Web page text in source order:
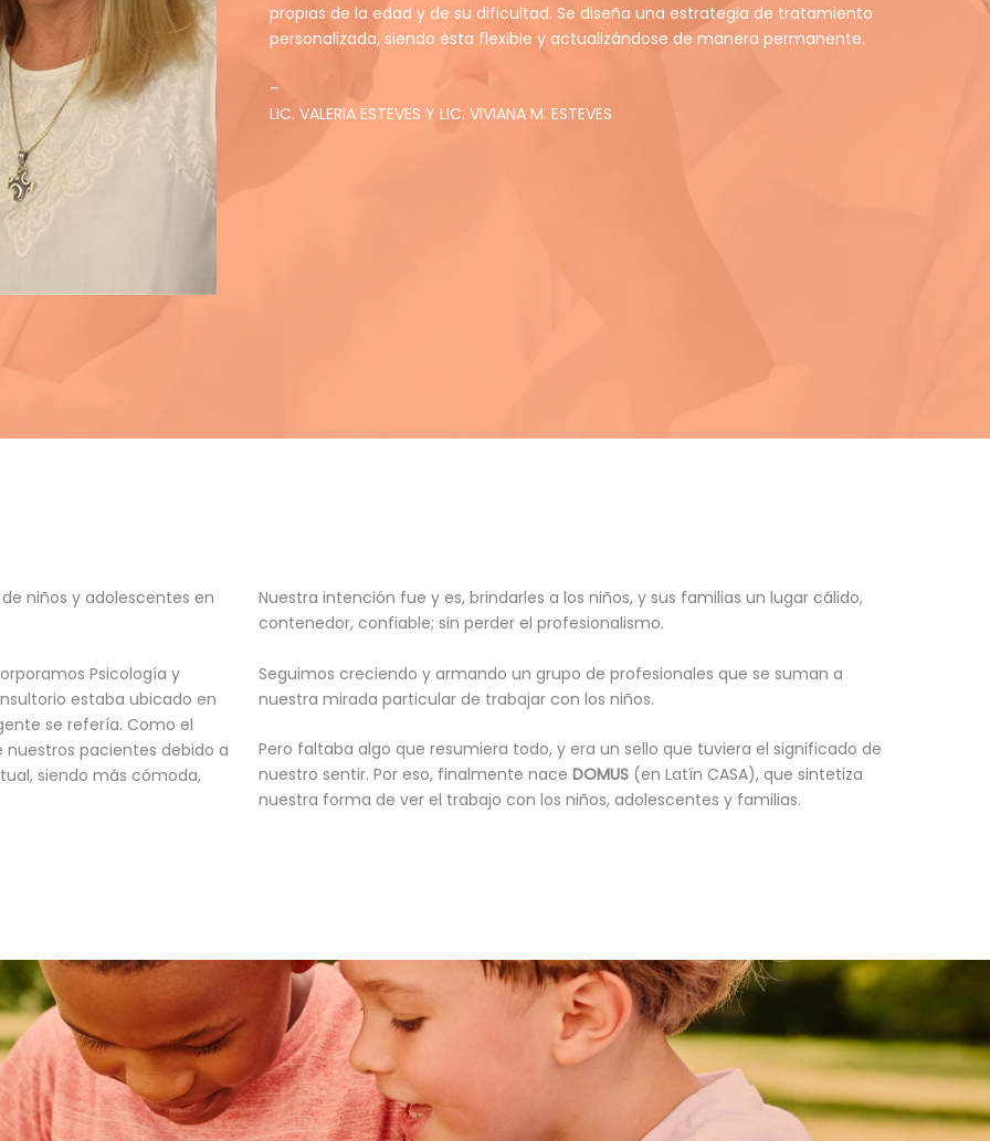
propias de la edad y de su dificultad. Se diseña una estrategia de tratamiento
personalizada, siendo ésta flexible y actualizándose de manera permanente.
–
LIC. VALERIA ESTEVES Y LIC. VIVIANA M. ESTEVES
niños y adolescentes en
Psicología y
estaba ubicado en
se refería. Como el
nuestros pacientes debido a
siendo más cómoda,
Nuestra intención fue y es, brindarles a los niños, y sus familias un lugar cálido,
contenedor, confiable; sin perder el profesionalismo.
Seguimos creciendo y armando un grupo de profesionales que se suman a
nuestra mirada particular de trabajar con los niños.
Pero faltaba algo que resumiera todo, y era un sello que tuviera el significado de
nuestro sentir. Por eso, finalmente nace DOMUS (en Latín CASA), que sintetiza
nuestra forma de ver el trabajo con los niños, adolescentes y familias.